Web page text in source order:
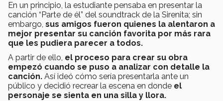
En un principio, la estudiante pensaba en presentar la
canción “Parte de él” del soundtrack de la Sirenita; sin
embargo, sus amigos fueron quienes la alentaron a
mejor presentar su canción favorita por más rara
que les pudiera parecer a todos.
A partir de ello, el proceso para crear su obra
empezó cuando se puso a analizar con detalle la
canción. Así ideó cómo sería presentarla ante un
público y decidió recrear la escena en donde el
personaje se sienta en una silla y llora.